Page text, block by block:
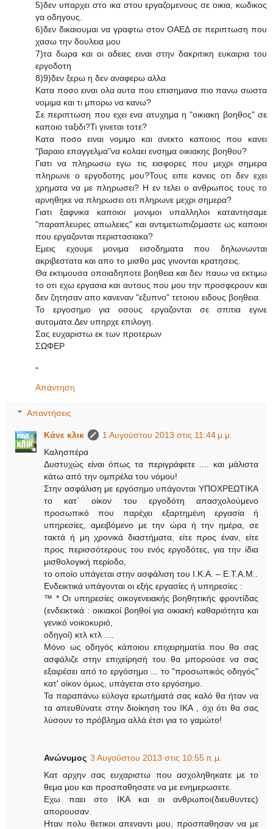
5)δεν υπαρχει στο ικα στου εργαζομενους σε οικια, κωδικος
γα οδηγους.
6)δεν δικαιουμαι να γραφτω στον ΟΑΕΔ σε περιπτωση που
χασω την δουλεια μου
7)τα δωρα και οι αδειες ειναι στην δακριτικη ευκαιρια του
εργοδοτη
8)9)δεν ξερω η δεν αναφερω αλλα
Κατα ποσο ειναι ολα αυτα που επισημανα πιο πανω σωστα
νομιμα και τι μπορω να κανω?
Σε περιπτωση που εχει ενα ατυχημα η "οικιακη βοηθος" σε
καποιο ταξιδι?Τι γινεται τοτε?
Κατα ποσο ειναι νομιμο και ανεκτο καποιος που κανει
"βαραιο επαγγελμα"να κολαει ενσημα οικιακης βοηθου?
Γιατι να πληρωσω εγω τις εισφορες που μεχρι σημερα
πληρωνε ο εργοδοτης μου?Τους ειπε κανεις οτι δεν εχει
χρηματα να με πληρωσει? Η εν τελει ο ανθρωπος τους το
αρνηθηκε να πληρωσει οτι πληρωνε μεχρι σημερα?
Γιατι ξαφνικα καποιοι μονιμοι υπαλληλοι καταντησαμε
"παραπλευρες απωλειες" και αντιμετωπιζομαστε ως καποιοι
που εργαζονται περιστασιακα?
Εμεις εχουμε μονιμα εισοδηματα που δηλωνωνται
ακριβεστατα και απο το μισθο μας γινονται κρατησεις.
Θα εκτιμουσα οποιαδηποτε βοηθεια και δεν παυω να εκτιμω
το οτι εχω εργασια και αυτους που μου την προσφερουν και
δεν ζητησαν απο κανεναν "εξυπνο" τετοιου ειδους βοηθεια.
Το εργοσημο για οσους εργαζονται σε σπιτια εγινε
αυτοματα.Δεν υπηρχε επιλογη.
Σας ευχαριστω εκ των προτερων
ΣΩΦΕΡ
"
Απάντηση
Απαντήσεις
Κάνε κλικ
1 Αυγούστου 2013 στις 11:44 μ.μ.
Καλησπέρα
Δυστυχώς είναι όπως τα περιγράφετε .... και μάλιστα
κάτω από την ομπρέλα του νόμου!
Στην ασφάλιση με εργόσημο υπάγονται ΥΠΟΧΡΕΩΤΙΚΑ
το κατ΄ οίκον του εργοδότη απασχολούμενο
προσωπικό που παρέχει εξαρτημένη εργασία ή
υπηρεσίες, αμειβόμενο με την ώρα ή την ημέρα, σε
τακτά ή μη χρονικά διαστήματα, είτε προς έναν, είτε
προς περισσότερους του ενός εργοδότες, για την ίδια
μισθολογική περίοδο,
το οποίο υπάγεται στην ασφάλιση του Ι.Κ.Α. – Ε.Τ.Α.Μ..
Ενδεικτικά υπάγονται οι εξής εργασίες ή υπηρεσίες :
™ * Οι υπηρεσίες οικογενειακής βοηθητικής φροντίδας
(ενδεικτικά : οικιακοί βοηθοί για οικιακή καθαριότητα και
γενικό νοικοκυριό,
οδηγοί) κτλ κτλ ....
Μόνο ως οδηγός κάποιου επιχειρηματία που θα σας
ασφάλιζε στην επιχείρησή του θα μπορούσε να σας
εξαιρέσει από το εργόσημο ... το "προσωπικός οδηγός"
κατ' οίκον όμως, υπάγεται στο εργόσημο.
Τα παραπάνω εύλογα ερωτήματά σας καλό θα ήταν να
τα απευθύνατε στην διοίκηση του ΙΚΑ , όχι ότι θα σας
λύσουν το πρόβλημα αλλά έτσι για το γαμώτο!
Ανώνυμος 3 Αυγούστου 2013 στις 10:55 π.μ.
Κατ αρχην σας ευχαριστω που ασχοληθηκατε με το
θεμα μου και προσπαθησατε να με ενημερωσετε.
Εχω παει στο ΙΚΑ και οι ανθρωποι(διευθυντες)
απορουσαν.
Ηταν πολυ θετικοι απεναντι μου, προσπαθησαν να με